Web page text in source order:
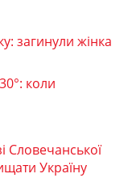
загинули жінка
коли
Словечанської
Україну